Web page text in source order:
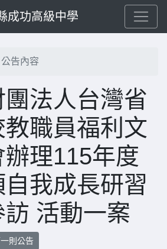
成功高級中學
公告內容
法人台灣省
職員福利文
理115年度
我成長研習
活動一案
則公告